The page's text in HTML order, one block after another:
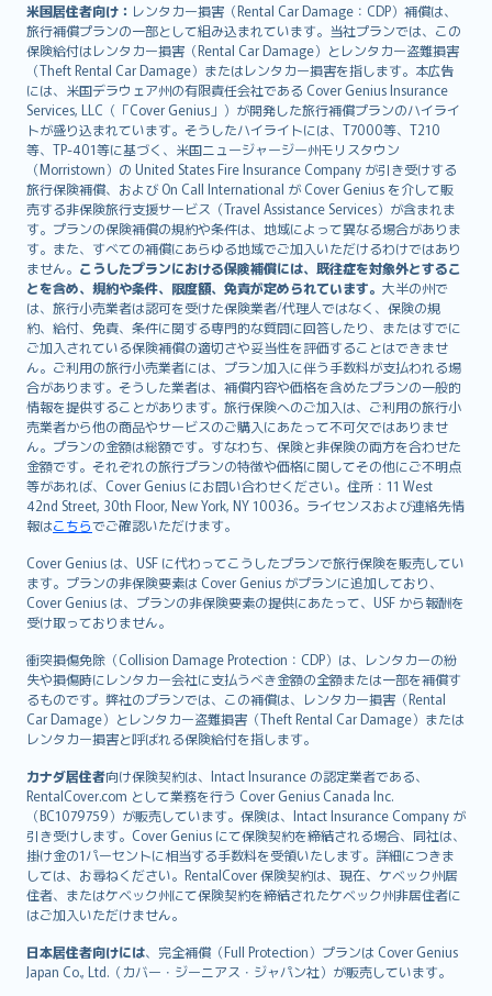
米国居住者向け： レンタカー損害（Rental Car Damage：CDP）補償は、
旅行補償プランの一部として組み込まれています。当社プランでは、この
保険給付はレンタカー損害（Rental Car Damage）とレンタカー盗難損害
（Theft Rental Car Damage）またはレンタカー損害を指します。本広告
には、米国デラウェア州の有限責任会社である Cover Genius Insurance
Services, LLC（「Cover Genius」）が開発した旅行補償プランのハイライ
トが盛り込まれています。そうしたハイライトには、T7000等、T210
等、TP-401等に基づく、米国ニュージャージー州モリスタウン
（Morristown）の United States Fire Insurance Company が引き受けする
旅行保険補償、および On Call International が Cover Genius を介して販
売する非保険旅行支援サービス（Travel Assistance Services）が含まれま
す。プランの保険補償の規約や条件は、地域によって異なる場合がありま
す。また、すべての補償にあらゆる地域でご加入いただけるわけではあり
ません。 こうしたプランにおける保険補償には、既往症を対象外とするこ
とを含め、規約や条件、限度額、免責が定められています。 大半の州で
は、旅行小売業者は認可を受けた保険業者/代理人ではなく、保険の規
約、給付、免責、条件に関する専門的な質問に回答したり、またはすでに
ご加入されている保険補償の適切さや妥当性を評価することはできませ
ん。ご利用の旅行小売業者には、プラン加入に伴う手数料が支払われる場
合があります。そうした業者は、補償内容や価格を含めたプランの一般的
情報を提供することがあります。旅行保険へのご加入は、ご利用の旅行小
売業者から他の商品やサービスのご購入にあたって不可欠ではありませ
ん。プランの金額は総額です。すなわち、保険と非保険の両方を合わせた
金額です。それぞれの旅行プランの特徴や価格に関してその他にご不明点
等があれば、Cover Genius にお問い合わせください。住所：11 West
42nd Street, 30th Floor, New York, NY 10036。ライセンスおよび連絡先情
報はこちらでご確認いただけます。
Cover Genius は、USF に代わってこうしたプランで旅行保険を販売してい
ます。プランの非保険要素は Cover Genius がプランに追加しており、
Cover Genius は、プランの非保険要素の提供にあたって、USF から報酬を
受け取っておりません。
衝突損傷免除（Collision Damage Protection：CDP）は、レンタカーの紛
失や損傷時にレンタカー会社に支払うべき金額の全額または一部を補償す
るものです。弊社のプランでは、この補償は、レンタカー損害（Rental
Car Damage）とレンタカー盗難損害（Theft Rental Car Damage）または
レンタカー損害と呼ばれる保険給付を指します。
カナダ居住者向け保険契約は、Intact Insurance の認定業者である、
RentalCover.com として業務を行う Cover Genius Canada Inc.
（BC1079759）が販売しています。保険は、Intact Insurance Company が
引き受けします。Cover Genius にて保険契約を締結される場合、同社は、
掛け金の1パーセントに相当する手数料を受領いたします。詳細につきま
しては、お尋ねください。RentalCover 保険契約は、現在、ケベック州居
住者、またはケベック州にて保険契約を締結されたケベック州非居住者に
はご加入いただけません。
日本居住者向けには、完全補償（Full Protection）プランは Cover Genius
Japan Co., Ltd.（カバー・ジーニアス・ジャパン社）が販売しています。